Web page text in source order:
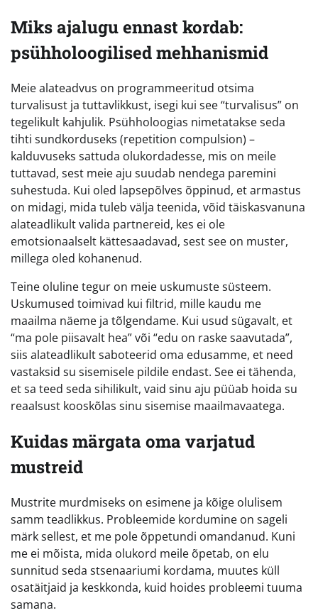
Miks ajalugu ennast kordab:
psühholoogilised mehhanismid
Meie alateadvus on programmeeritud otsima
turvalisust ja tuttavlikkust, isegi kui see “turvalisus” on
tegelikult kahjulik. Psühholoogias nimetatakse seda
tihti sundkorduseks (repetition compulsion) –
kalduvuseks sattuda olukordadesse, mis on meile
tuttavad, sest meie aju suudab nendega paremini
suhestuda. Kui oled lapsepõlves õppinud, et armastus
on midagi, mida tuleb välja teenida, võid täiskasvanuna
alateadlikult valida partnereid, kes ei ole
emotsionaalselt kättesaadavad, sest see on muster,
millega oled kohanenud.
Teine oluline tegur on meie uskumuste süsteem.
Uskumused toimivad kui filtrid, mille kaudu me
maailma näeme ja tõlgendame. Kui usud sügavalt, et
“ma pole piisavalt hea” või “edu on raske saavutada”,
siis alateadlikult saboteerid oma edusamme, et need
vastaksid su sisemisele pildile endast. See ei tähenda,
et sa teed seda sihilikult, vaid sinu aju püüab hoida su
reaalsust kooskõlas sinu sisemise maailmavaatega.
Kuidas märgata oma varjatud
mustreid
Mustrite murdmiseks on esimene ja kõige olulisem
samm teadlikkus. Probleemide kordumine on sageli
märk sellest, et me pole õppetundi omandanud. Kuni
me ei mõista, mida olukord meile õpetab, on elu
sunnitud seda stsenaariumi kordama, muutes küll
osatäitjaid ja keskkonda, kuid hoides probleemi tuuma
samana.